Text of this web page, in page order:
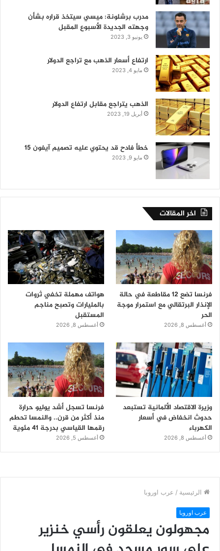
مدرب برشلونة: ميسي سيتخذ قراره بشأن
وجهته الجديدة الأسبوع المقبل
يونيو 3, 2023
ارتفاع أسعار الذهب مع تراجع الدولار
مايو 4, 2023
الذهب يتراجع مقابل ارتفاع الدولار
أبريل 19, 2023
خطأ فادح قد يحتوي عليه تصميم آيفون 15
مايو 9, 2023
اخر المقالات
فرنسا تضع 12 مقاطعة في حالة
الإنذار البرتقالي مع استمرار موجة
الحر
أغسطس 8, 2026
هواتف مهملة تخفي ثروات
بالمليارات وتصبح مناجم
المستقبل
أغسطس 8, 2026
وزيرة الاقتصاد الألمانية تستبعد
حدوث انخفاض في أسعار
الكهرباء
أغسطس 8, 2026
فرنسا تسجل أشد يوليو حرارة
منذ أكثر من قرن.. والنمسا تحطم
رقمها القياسي بدرجة 41 مئوية
أغسطس 5, 2026